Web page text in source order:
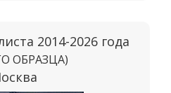
2014-2026 года
ОБРАЗЦА)